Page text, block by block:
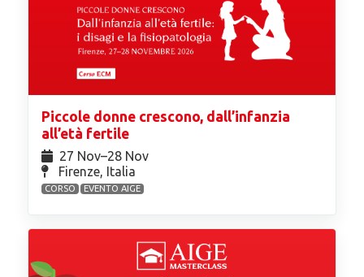
Piccole donne crescono, dall’infanzia
all’età fertile
27 Nov⁠–28 Nov
Firenze, Italia
CORSO EVENTO AIGE